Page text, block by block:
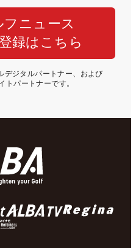
ニュース
録はこちら
デジタルパートナー、および
トパートナーです。